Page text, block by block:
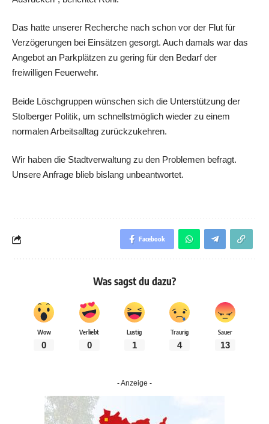
Das hatte unserer Recherche nach schon vor der Flut für
Verzögerungen bei Einsätzen gesorgt. Auch damals war das
Angebot an Parkplätzen zu gering für den Bedarf der
freiwilligen Feuerwehr.
Beide Löschgruppen wünschen sich die Unterstützung der
Stolberger Politik, um schnellstmöglich wieder zu einem
normalen Arbeitsalltag zurückzukehren.
Wir haben die Stadtverwaltung zu den Problemen befragt.
Unsere Anfrage blieb bislang unbeantwortet.
Facebook
Was sagst du dazu?
Wow
0
Verliebt
0
Lustig
1
Traurig
4
Sauer
13
- Anzeige -